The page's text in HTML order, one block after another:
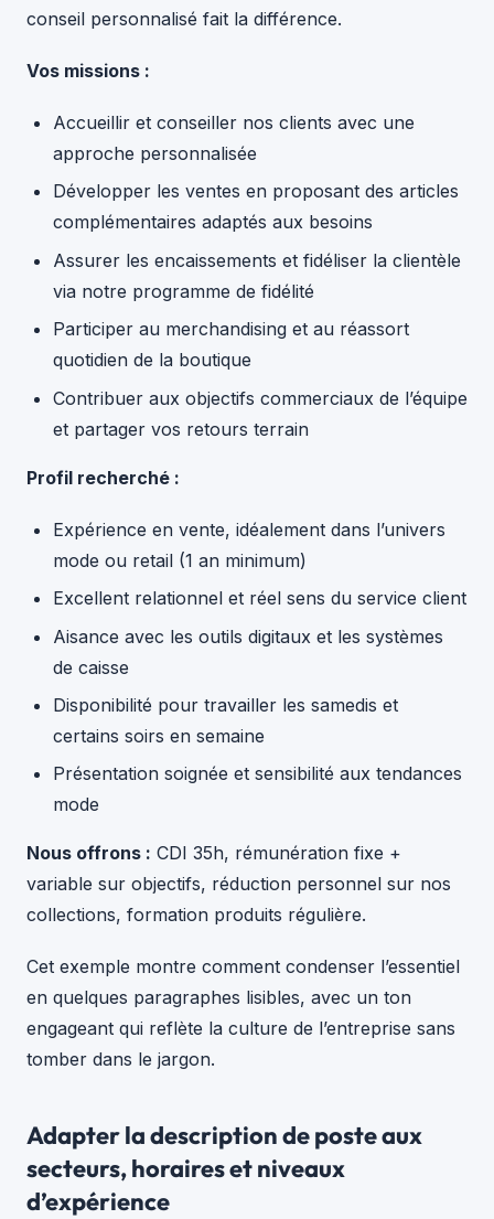
conseil personnalisé fait la différence.
Vos missions :
Accueillir et conseiller nos clients avec une
approche personnalisée
Développer les ventes en proposant des articles
complémentaires adaptés aux besoins
Assurer les encaissements et fidéliser la clientèle
via notre programme de fidélité
Participer au merchandising et au réassort
quotidien de la boutique
Contribuer aux objectifs commerciaux de l’équipe
et partager vos retours terrain
Profil recherché :
Expérience en vente, idéalement dans l’univers
mode ou retail (1 an minimum)
Excellent relationnel et réel sens du service client
Aisance avec les outils digitaux et les systèmes
de caisse
Disponibilité pour travailler les samedis et
certains soirs en semaine
Présentation soignée et sensibilité aux tendances
mode
Nous offrons : CDI 35h, rémunération fixe +
variable sur objectifs, réduction personnel sur nos
collections, formation produits régulière.
Cet exemple montre comment condenser l’essentiel
en quelques paragraphes lisibles, avec un ton
engageant qui reflète la culture de l’entreprise sans
tomber dans le jargon.
Adapter la description de poste aux
secteurs, horaires et niveaux
d’expérience